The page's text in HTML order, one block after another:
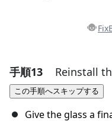
コメントを追加
手順13 Reinstall
この手順へスキップする
Give the glass a